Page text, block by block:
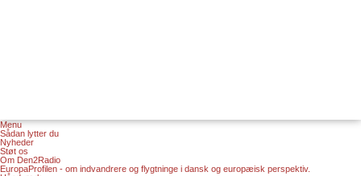
Menu
Sådan lytter du
Nyheder
Støt os
Om Den2Radio
EuropaProfilen - om indvandrere og flygtninge i dansk og europæisk perspektiv.